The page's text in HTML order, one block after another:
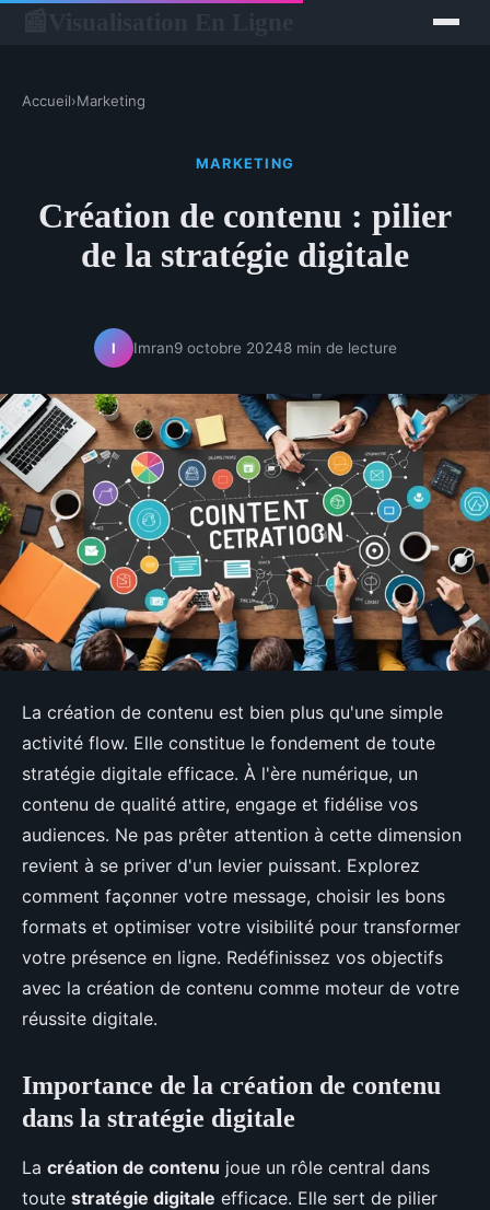
Accueil›Marketing
MARKETING
Création de contenu : pilier
de la stratégie digitale
I Imran9 octobre 20248 min de lecture
La création de contenu est bien plus qu'une simple
activité flow. Elle constitue le fondement de toute
stratégie digitale efficace. À l'ère numérique, un
contenu de qualité attire, engage et fidélise vos
audiences. Ne pas prêter attention à cette dimension
revient à se priver d'un levier puissant. Explorez
comment façonner votre message, choisir les bons
formats et optimiser votre visibilité pour transformer
votre présence en ligne. Redéfinissez vos objectifs
avec la création de contenu comme moteur de votre
réussite digitale.
Importance de la création de contenu
dans la stratégie digitale
La création de contenu joue un rôle central dans
toute stratégie digitale efficace. Elle sert de pilier